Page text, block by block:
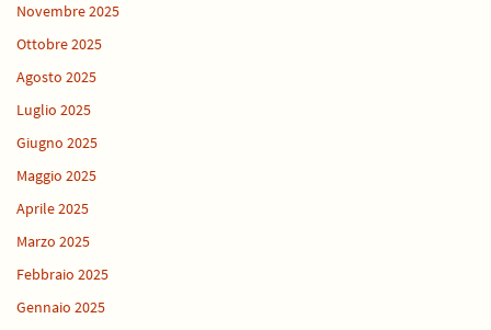
Novembre 2025
Ottobre 2025
Agosto 2025
Luglio 2025
Giugno 2025
Maggio 2025
Aprile 2025
Marzo 2025
Febbraio 2025
Gennaio 2025